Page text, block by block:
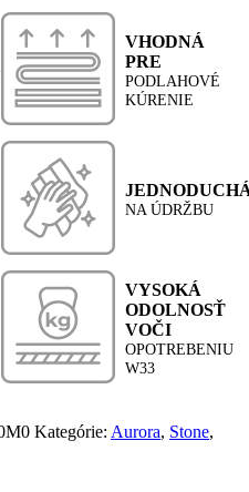
VHODNÁ
PRE
PODLAHOVÉ
KÚRENIE
NA ÚDRŽBU
VYSOKÁ
ODOLNOSŤ
VOČI
OPOTREBENIU
W33
Kategórie: Aurora, Stone,